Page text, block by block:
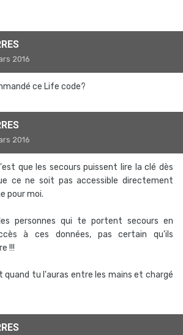
2016
ce Life code?
2016
que les secours puissent lire la clé dès
ce ne soit pas accessible directement
pour moi.
personnes qui te portent secours en
à ces données, pas certain qu'ils
!!!
quand tu l'auras entre les mains et chargé